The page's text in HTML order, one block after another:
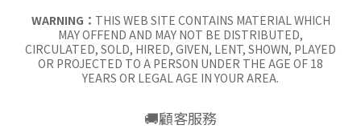
WARNING： THIS WEB SITE CONTAINS MATERIAL WHICH
MAY OFFEND AND MAY NOT BE DISTRIBUTED,
CIRCULATED, SOLD, HIRED, GIVEN, LENT, SHOWN, PLAYED
OR PROJECTED TO A PERSON UNDER THE AGE OF 18
YEARS OR LEGAL AGE IN YOUR AREA.
🚚顧客服務